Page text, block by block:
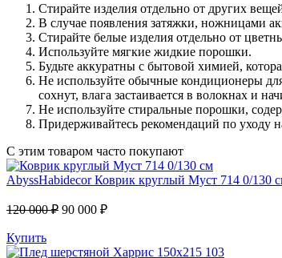
Стирайте изделия отдельно от других
В случае появления затяжки, ножницами
Стирайте белые изделия отдельно от
Используйте мягкие жидкие порошки.
Будьте аккуратны с бытовой химией,
Не используйте обычные кондиционеры
сохнут, влага застаивается в волокнах и
Не используйте стиральные порошки,
Придерживайтесь рекомендаций по уходу
С этим товаром часто покупают
AbyssHabidecor Коврик круглый Муст 714 0/130
120 000 ₽ 90 000 ₽
Купить